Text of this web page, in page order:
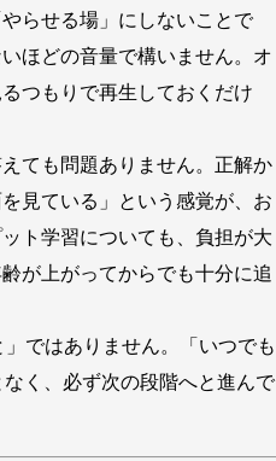
らせる場」にしないことで
ほどの音量で構いません。オ
つもりで再生しておくだけ
ても問題ありません。正解か
見ている」という感覚が、お
ト学習についても、負担が大
が上がってからでも十分に追
ではありません。「いつでも
く、必ず次の段階へと進んで